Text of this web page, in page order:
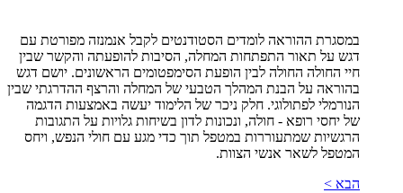
במסגרת ההוראה לומדים הסטודנטים לקבל אנמנזה מפורטת עם
דגש על תאור התפתחות המחלה, הסיבות להופעתה והקשר שבין
חיי החולה החולה לבין הופעת הסימפטומים הראשונים. יושם דגש
בהוראה על הבנת המהלך הטבעי של המחלה והרצף ההדרגתי שבין
הנורמלי לפתולוגי. חלק ניכר של הלימוד יעשה באמצעות הדגמה
של יחסי רופא - חולה, ונכונות לדון בשיחות גלויות על התגובות
הרגשיות שמתעוררות במטפל תוך כדי מגע עם חולי הנפש, ויחס
המטפל לשאר אנשי הצוות.
הבא >